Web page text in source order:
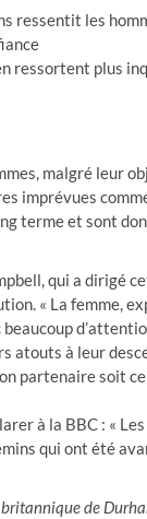
ressentit les
ressortent plus
malgré leur
imprévues
terme et sont
qui a dirigé
« La femme,
atouts à leur
partenaire soit
à la BBC : «
qui ont été
de